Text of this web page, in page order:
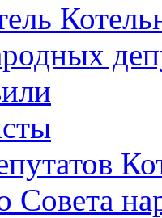
Совета